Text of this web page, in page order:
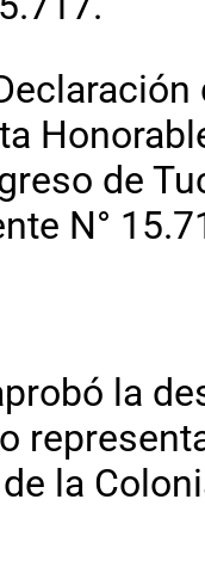
de
N°
la
la